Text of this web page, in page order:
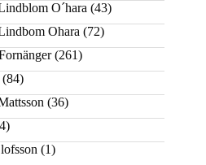
O´hara (43)
Ohara (72)
(261)
(84)
(36)
(1)